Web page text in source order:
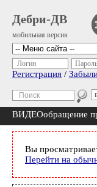
Дебри-ДВ
мобильная версия
Логин Пароль
Регистрация /
ВИДЕОобращение
Вы
Перейти на